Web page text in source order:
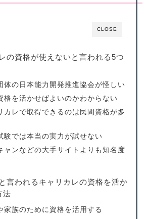
CLOSE
の資格が使えないと言われる5つ
体の日本能力開発推進協会が怪しい
格を活かせばよいのかわからない
カレで取得できるのは民間資格が多
験では本当の実力が試せない
ャンなどの大手サイトよりも知名度
言われるキャリカレの資格を活か
法
家族のために資格を活用する